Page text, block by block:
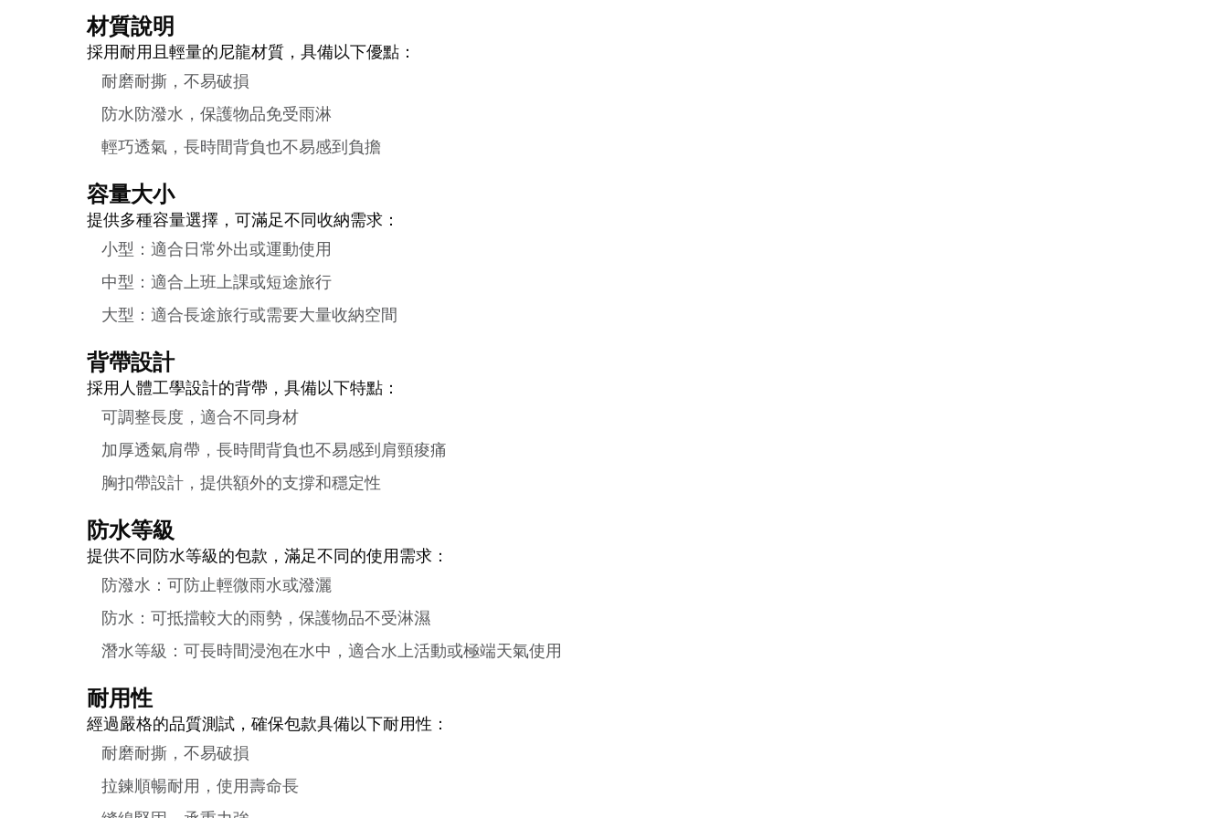
材質說明
採用耐用且輕量的尼龍材質，具備以下優點：
耐磨耐撕，不易破損
防水防潑水，保護物品免受雨淋
輕巧透氣，長時間背負也不易感到負擔
容量大小
提供多種容量選擇，可滿足不同收納需求：
小型：適合日常外出或運動使用
中型：適合上班上課或短途旅行
大型：適合長途旅行或需要大量收納空間
背帶設計
採用人體工學設計的背帶，具備以下特點：
可調整長度，適合不同身材
加厚透氣肩帶，長時間背負也不易感到肩頸痠痛
胸扣帶設計，提供額外的支撐和穩定性
防水等級
提供不同防水等級的包款，滿足不同的使用需求：
防潑水：可防止輕微雨水或潑灑
防水：可抵擋較大的雨勢，保護物品不受淋濕
潛水等級：可長時間浸泡在水中，適合水上活動或極端天氣使用
耐用性
經過嚴格的品質測試，確保包款具備以下耐用性：
耐磨耐撕，不易破損
拉鍊順暢耐用，使用壽命長